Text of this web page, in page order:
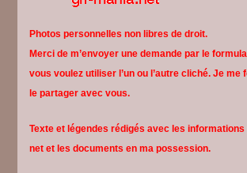
Photos personnelles non libres de droit.
Merci de m’envoyer une demande par le
vous voulez utiliser l’un ou l’autre cliché. Je me
le partager avec vous.
Texte et légendes rédigés avec les
net et les documents en ma possession.